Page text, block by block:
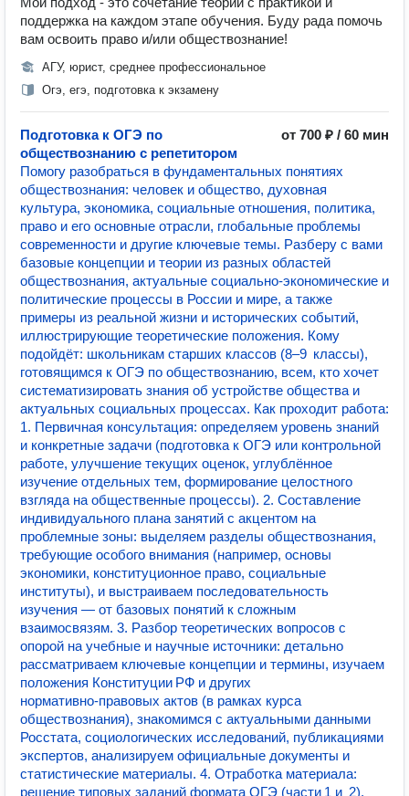
поддержка на каждом этапе обучения. Буду рада помочь
вам освоить право и/или обществознание!
АГУ, юрист, среднее профессиональное
Огэ, егэ, подготовка к экзамену
Подготовка к ОГЭ по
обществознанию с репетитором
от 700 ₽ / 60 мин
Помогу разобраться в фундаментальных понятиях
обществознания: человек и общество, духовная
культура, экономика, социальные отношения, политика,
право и его основные отрасли, глобальные проблемы
современности и другие ключевые темы. Разберу с вами
базовые концепции и теории из разных областей
обществознания, актуальные социально‑экономические и
политические процессы в России и мире, а также
примеры из реальной жизни и исторических событий,
иллюстрирующие теоретические положения. Кому
подойдёт: школьникам старших классов (8–9 классы),
готовящимся к ОГЭ по обществознанию, всем, кто хочет
систематизировать знания об устройстве общества и
актуальных социальных процессах. Как проходит работа:
1. Первичная консультация: определяем уровень знаний
и конкретные задачи (подготовка к ОГЭ или контрольной
работе, улучшение текущих оценок, углублённое
изучение отдельных тем, формирование целостного
взгляда на общественные процессы). 2. Составление
индивидуального плана занятий с акцентом на
проблемные зоны: выделяем разделы обществознания,
требующие особого внимания (например, основы
экономики, конституционное право, социальные
институты), и выстраиваем последовательность
изучения — от базовых понятий к сложным
взаимосвязям. 3. Разбор теоретических вопросов с
опорой на учебные и научные источники: детально
рассматриваем ключевые концепции и термины, изучаем
положения Конституции РФ и других
нормативно‑правовых актов (в рамках курса
обществознания), знакомимся с актуальными данными
Росстата, социологических исследований, публикациями
экспертов, анализируем официальные документы и
статистические материалы. 4. Отработка материала:
решение типовых заданий формата ОГЭ (части 1 и 2),